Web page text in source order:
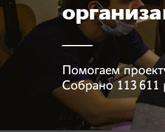
Помогаем
Собрано 113 611